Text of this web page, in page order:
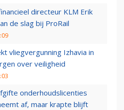
directeur KLM Erik
de slag bij ProRail
vliegvergunning Izhavia in
over veiligheid
onderhoudslicenties
af, maar krapte blijft